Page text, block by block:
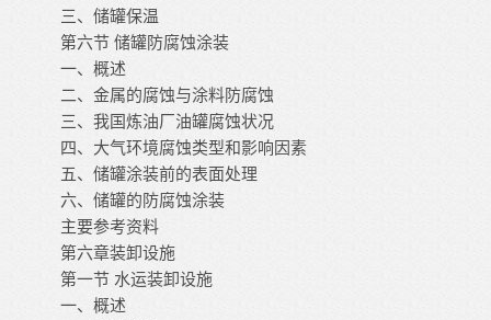
三、储罐保温
第六节 储罐防腐蚀涂装
一、概述
二、金属的腐蚀与涂料防腐蚀
三、我国炼油厂油罐腐蚀状况
四、大气环境腐蚀类型和影响因素
五、储罐涂装前的表面处理
六、储罐的防腐蚀涂装
主要参考资料
第六章装卸设施
第一节 水运装卸设施
一、概述